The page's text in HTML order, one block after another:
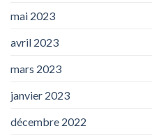
mai 2023
avril 2023
mars 2023
janvier 2023
décembre 2022